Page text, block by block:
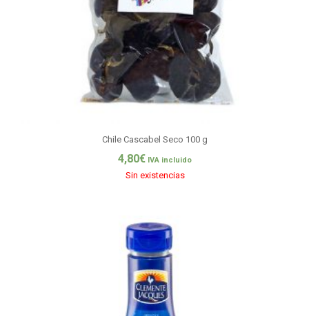
Chile Cascabel Seco 100 g
4,80€ IVA incluido
Sin existencias